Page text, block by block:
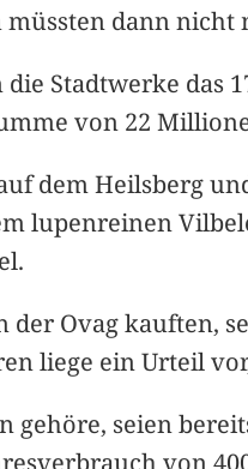
dann
Stadtwerke das
von 22
dem Heilsberg
lupenreinen
der Ovag kauften,
liege ein Urteil
gehöre, seien
von